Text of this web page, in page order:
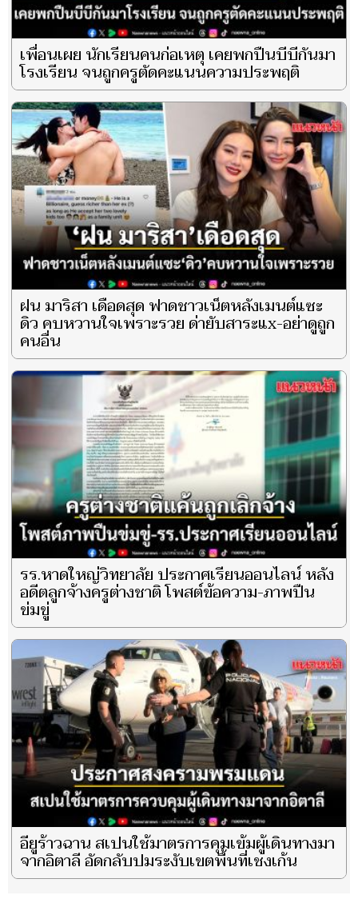
เพื่อนเผย นักเรียนคนก่อเหตุ เคยพกปืนบีบีกันมา
โรงเรียน จนถูกครูตัดคะแนนความประพฤติ
ฝน มาริสา เดือดสุด ฟาดชาวเน็ตหลังเมนต์แซะ
ดิว คบหวานใจเพราะรวย ด่ายับสาระแx-อย่าดูถูก
คนอื่น
รร.หาดใหญ่วิทยาลัย ประกาศเรียนออนไลน์ หลัง
อดีตลูกจ้างครูต่างชาติ โพสต์ข้อความ-ภาพปืน
ข่มขู่
อียูร้าวฉาน สเปนใช้มาตรการคุมเข้มผู้เดินทางมา
จากอิตาลี อัดกลับปมระงับเขตพื้นที่เชงเก้น